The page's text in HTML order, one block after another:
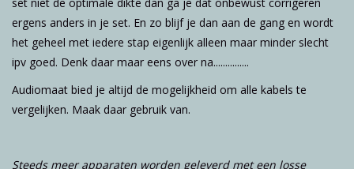
ergens anders in je set. En zo blijf je dan aan de gang en wordt
het geheel met iedere stap eigenlijk alleen maar minder slecht
ipv goed. Denk daar maar eens over na...............
Audiomaat bied je altijd de mogelijkheid om alle kabels te
vergelijken. Maak daar gebruik van.
Steeds meer apparaten worden geleverd met een losse